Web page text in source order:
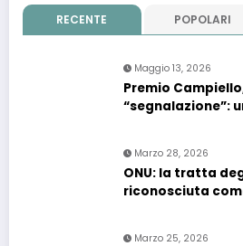
RECENTE POPOLARI
Maggio 13, 2026
Premio
“segnalazione”:
Marzo 28, 2026
ONU: la tratta
riconosciuta
Marzo 25, 2026